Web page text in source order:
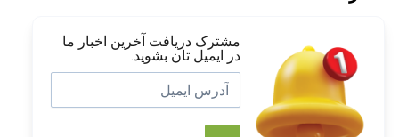
مشترک دریافت آخرین اخبار ما
در ایمیل تان بشوید.